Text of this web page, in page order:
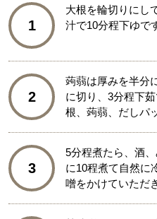
1
大根を輪切りにし
汁で10分程下ゆで
2
蒟蒻は厚みを半分
に切り、3分程下
根、蒟蒻、だしパ
3
5分程煮たら、酒
に10程煮て自然に
噌をかけていただ